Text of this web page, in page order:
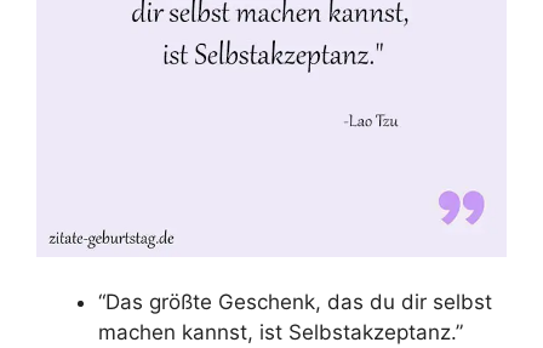
“Das größte Geschenk, das du dir selbst
machen kannst, ist Selbstakzeptanz.”